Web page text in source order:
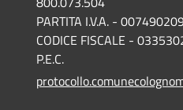
PARTITA I.V.A. -
CODICE FISCALE -
P.E.C.